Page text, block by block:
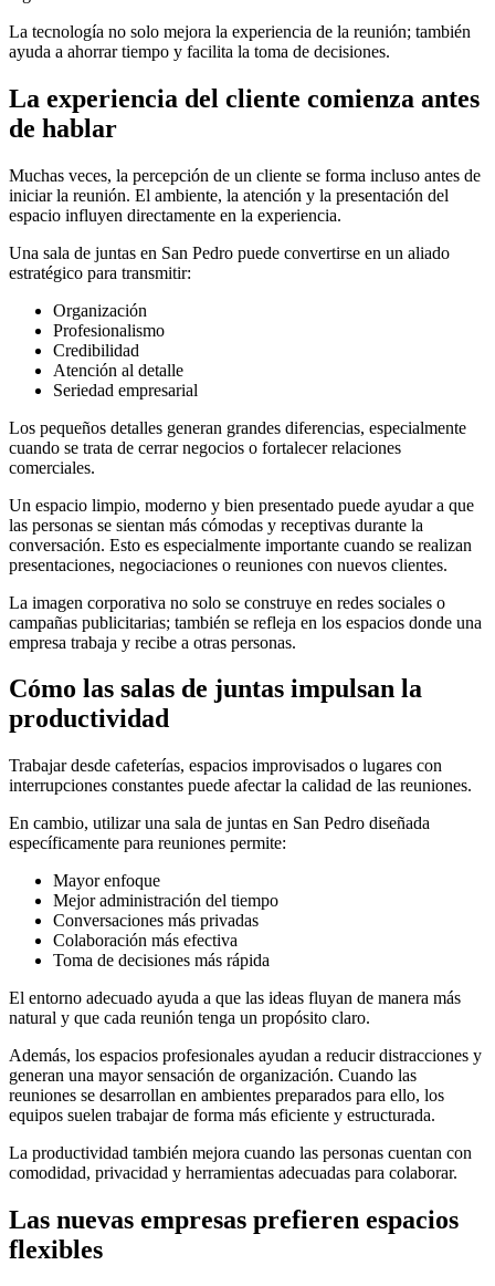
La tecnología no solo mejora la experiencia de la reunión; también
ayuda a ahorrar tiempo y facilita la toma de decisiones.
La experiencia del cliente comienza antes
de hablar
Muchas veces, la percepción de un cliente se forma incluso antes de
iniciar la reunión. El ambiente, la atención y la presentación del
espacio influyen directamente en la experiencia.
Una sala de juntas en San Pedro puede convertirse en un aliado
estratégico para transmitir:
Organización
Profesionalismo
Credibilidad
Atención al detalle
Seriedad empresarial
Los pequeños detalles generan grandes diferencias, especialmente
cuando se trata de cerrar negocios o fortalecer relaciones
comerciales.
Un espacio limpio, moderno y bien presentado puede ayudar a que
las personas se sientan más cómodas y receptivas durante la
conversación. Esto es especialmente importante cuando se realizan
presentaciones, negociaciones o reuniones con nuevos clientes.
La imagen corporativa no solo se construye en redes sociales o
campañas publicitarias; también se refleja en los espacios donde una
empresa trabaja y recibe a otras personas.
Cómo las salas de juntas impulsan la
productividad
Trabajar desde cafeterías, espacios improvisados o lugares con
interrupciones constantes puede afectar la calidad de las reuniones.
En cambio, utilizar una sala de juntas en San Pedro diseñada
específicamente para reuniones permite:
Mayor enfoque
Mejor administración del tiempo
Conversaciones más privadas
Colaboración más efectiva
Toma de decisiones más rápida
El entorno adecuado ayuda a que las ideas fluyan de manera más
natural y que cada reunión tenga un propósito claro.
Además, los espacios profesionales ayudan a reducir distracciones y
generan una mayor sensación de organización. Cuando las
reuniones se desarrollan en ambientes preparados para ello, los
equipos suelen trabajar de forma más eficiente y estructurada.
La productividad también mejora cuando las personas cuentan con
comodidad, privacidad y herramientas adecuadas para colaborar.
Las nuevas empresas prefieren espacios
flexibles